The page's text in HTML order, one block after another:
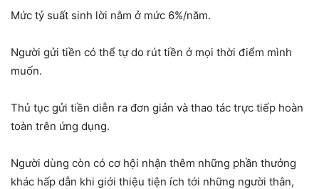
Mức tỷ suất sinh lời nằm ở mức 6%/năm.
Người gửi tiền có thể tự do rút tiền ở mọi thời điểm mình
muốn.
Thủ tục gửi tiền diễn ra đơn giản và thao tác trực tiếp hoàn
toàn trên ứng dụng.
Người dùng còn có cơ hội nhận thêm những phần thưởng
khác hấp dẫn khi giới thiệu tiện ích tới những người thân,